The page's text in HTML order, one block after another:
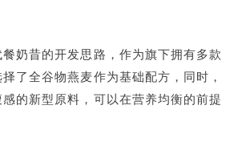
奶昔的开发思路，作为旗下拥有多款
了全谷物燕麦作为基础配方，同时，
的新型原料，可以在营养均衡的前提